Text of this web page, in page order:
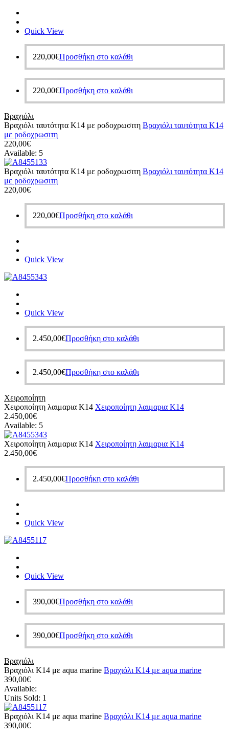
Quick View
220,00€Προσθήκη στο καλάθι
220,00€Προσθήκη στο καλάθι
Βραχιόλι
Βραχιόλι ταυτότητα Κ14 με ροδοχρωσιτη Βραχιόλι ταυτότητα Κ14
με ροδοχρωσιτη
220,00€
Available: 5
Βραχιόλι ταυτότητα Κ14 με ροδοχρωσιτη Βραχιόλι ταυτότητα Κ14
με ροδοχρωσιτη
220,00€
220,00€Προσθήκη στο καλάθι
Quick View
Quick View
2.450,00€Προσθήκη στο καλάθι
2.450,00€Προσθήκη στο καλάθι
Χειροποίητη
Χειροποίητη λαιμαρια Κ14 Χειροποίητη λαιμαρια Κ14
2.450,00€
Available: 5
Χειροποίητη λαιμαρια Κ14 Χειροποίητη λαιμαρια Κ14
2.450,00€
2.450,00€Προσθήκη στο καλάθι
Quick View
Quick View
390,00€Προσθήκη στο καλάθι
390,00€Προσθήκη στο καλάθι
Βραχιόλι
Βραχιόλι Κ14 με aqua marine Βραχιόλι Κ14 με aqua marine
390,00€
Available:
Units Sold: 1
Βραχιόλι Κ14 με aqua marine Βραχιόλι Κ14 με aqua marine
390,00€